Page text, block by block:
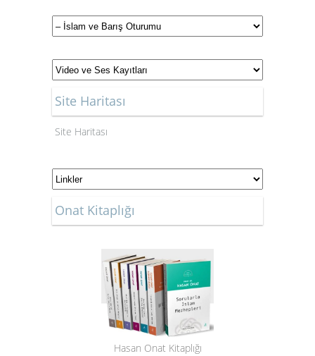
Site Haritası
Site Haritası
Onat Kitaplığı
Hasan Onat Kitaplığı